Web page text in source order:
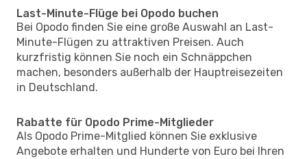
Last-Minute-Flüge bei Opodo buchen
Bei Opodo finden Sie eine große Auswahl an Last-
Minute-Flügen zu attraktiven Preisen. Auch
kurzfristig können Sie noch ein Schnäppchen
machen, besonders außerhalb der Hauptreisezeiten
in Deutschland.
Rabatte für Opodo Prime-Mitglieder
Als Opodo Prime-Mitglied können Sie exklusive
Angebote erhalten und Hunderte von Euro bei Ihren